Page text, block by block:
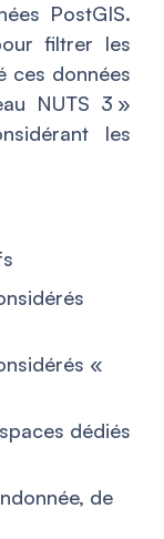
PostGIS.
filtrer les
ces données
NUTS 3 »
les
«
dédiés
de